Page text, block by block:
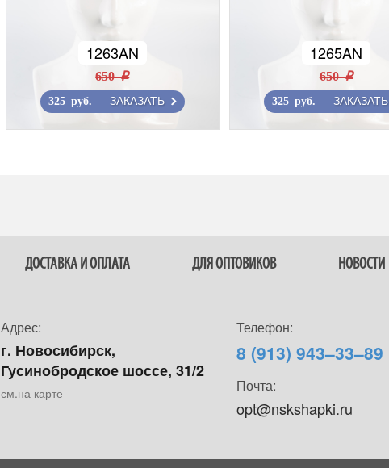
1263AN
650 r
325 руб. ЗАКАЗАТЬ
1265AN
650 r
325 руб. ЗАКАЗАТЬ
ДОСТАВКА И ОПЛАТА ДЛЯ ОПТОВИКОВ НОВОСТИ
Адрес:
г. Новосибирск,
Гусинобродское шоссе, 31/2
см.на карте
Телефон:
8 (913) 943–33–89
Почта:
opt@nskshapki.ru